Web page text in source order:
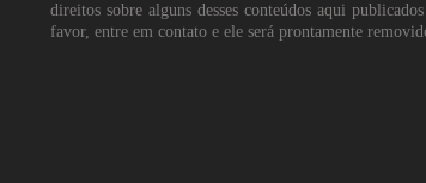
direitos sobre alguns desses conteúdos aqui
favor, entre em contato e ele será prontamente